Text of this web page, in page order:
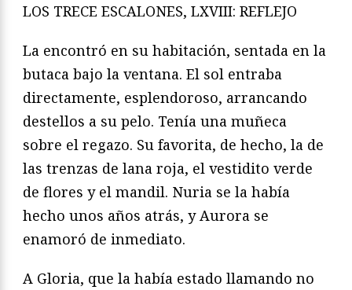
LOS TRECE ESCALONES, LXVIII: REFLEJO
La encontró en su habitación, sentada en la
butaca bajo la ventana. El sol entraba
directamente, esplendoroso, arrancando
destellos a su pelo. Tenía una muñeca
sobre el regazo. Su favorita, de hecho, la de
las trenzas de lana roja, el vestidito verde
de flores y el mandil. Nuria se la había
hecho unos años atrás, y Aurora se
enamoró de inmediato.
A Gloria, que la había estado llamando no